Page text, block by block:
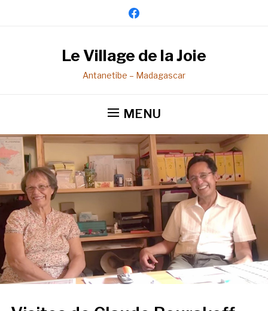
facebook
Le Village de la Joie
Antanetibe – Madagascar
MENU